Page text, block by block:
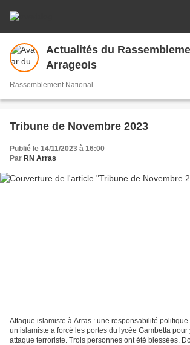
Actualités du
Arrageois
Rassemblement National
Tribune de Novembre 2023
Publié le 14/11/2023 à 16:00
Par RN Arras
Attaque islamiste à Arras : une responsabilité
un islamiste a forcé les portes du lycée Gambetta pour
attaque terroriste. Trois personnes ont été blessées.